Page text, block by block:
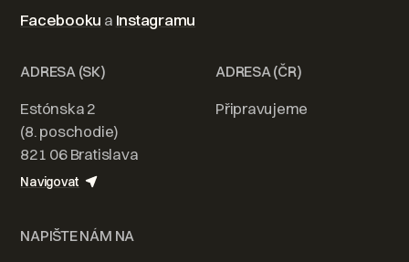
Facebooku a Instagramu
ADRESA (SK)
Estónska 2
(8. poschodie)
821 06 Bratislava
Navigovat
ADRESA (ČR)
Připravujeme
NAPIŠTE NÁM NA